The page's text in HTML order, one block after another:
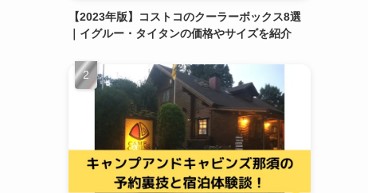
【2023年版】コストコのクーラーボックス8選
｜イグルー・タイタンの価格やサイズを紹介